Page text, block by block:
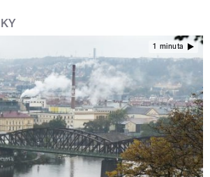
1 minuta